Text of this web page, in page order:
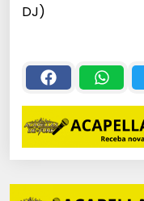
d
e
á
u
i
DJ)